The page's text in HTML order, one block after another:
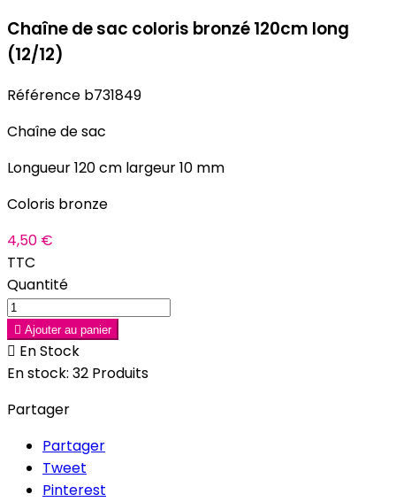
Chaîne de sac coloris bronzé 120cm long
(12/12)
Référence b731849
Chaîne de sac
Longueur 120 cm largeur 10 mm
Coloris bronze
4,50 €
TTC
Quantité
 Ajouter au panier
 En Stock
En stock: 32 Produits
Partager
Partager
Tweet
Pinterest